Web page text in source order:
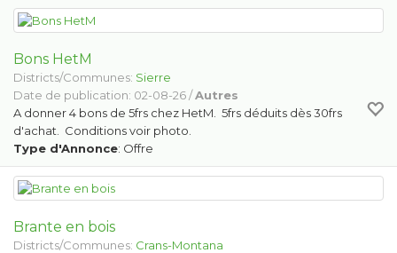
Bons HetM
Districts/Communes: Sierre
Date de publication: 02-08-26 /Autres
A donner 4 bons de 5frs chez HetM. 5frs déduits dès 30frs
d'achat. Conditions voir photo.
Type d'Annonce: Offre
Brante en bois
Districts/Communes: Crans-Montana